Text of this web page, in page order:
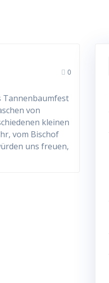
0
Tannenbaumfest
von
kleinen
vom Bischof
uns freuen,